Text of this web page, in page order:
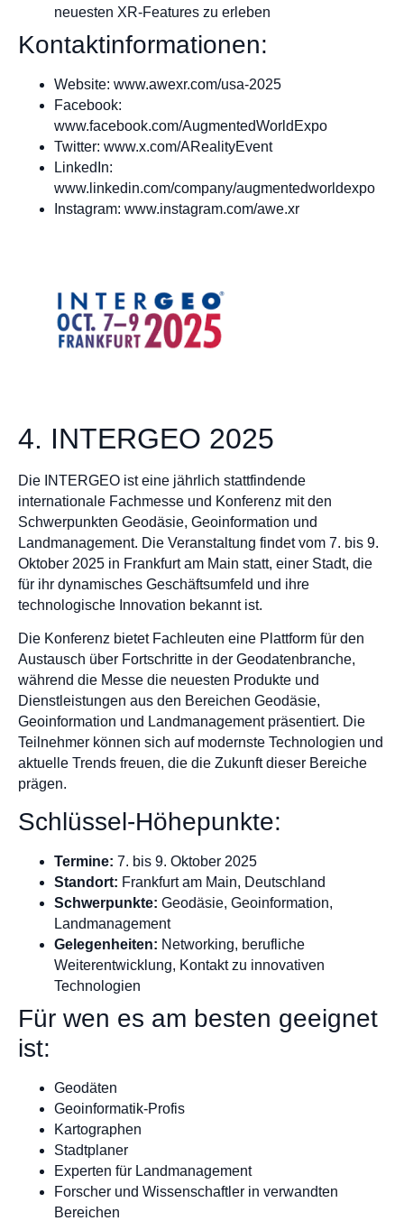
neuesten XR-Features zu erleben
Kontaktinformationen:
Website: www.awexr.com/usa-2025
Facebook:
www.facebook.com/AugmentedWorldExpo
Twitter: www.x.com/ARealityEvent
LinkedIn:
www.linkedin.com/company/augmentedworldexpo
Instagram: www.instagram.com/awe.xr
4. INTERGEO 2025
Die INTERGEO ist eine jährlich stattfindende
internationale Fachmesse und Konferenz mit den
Schwerpunkten Geodäsie, Geoinformation und
Landmanagement. Die Veranstaltung findet vom 7. bis 9.
Oktober 2025 in Frankfurt am Main statt, einer Stadt, die
für ihr dynamisches Geschäftsumfeld und ihre
technologische Innovation bekannt ist.
Die Konferenz bietet Fachleuten eine Plattform für den
Austausch über Fortschritte in der Geodatenbranche,
während die Messe die neuesten Produkte und
Dienstleistungen aus den Bereichen Geodäsie,
Geoinformation und Landmanagement präsentiert. Die
Teilnehmer können sich auf modernste Technologien und
aktuelle Trends freuen, die die Zukunft dieser Bereiche
prägen.
Schlüssel-Höhepunkte:
Termine: 7. bis 9. Oktober 2025
Standort: Frankfurt am Main, Deutschland
Schwerpunkte: Geodäsie, Geoinformation,
Landmanagement
Gelegenheiten: Networking, berufliche
Weiterentwicklung, Kontakt zu innovativen
Technologien
Für wen es am besten geeignet
ist:
Geodäten
Geoinformatik-Profis
Kartographen
Stadtplaner
Experten für Landmanagement
Forscher und Wissenschaftler in verwandten
Bereichen